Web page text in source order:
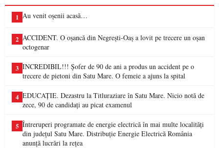
1 Au venit oșenii acasă…
2 ACCIDENT. O oșancă din Negrești-Oaș a lovit pe trecere un oșan
octogenar
3 INCREDIBIL!!! Șofer de 90 de ani a produs un accident pe o
trecere de pietoni din Satu Mare. O femeie a ajuns la spital
4 EDUCAȚIE. Dezastru la Titluraziare în Satu Mare. Nicio notă de
zece, 90 de candidați au picat examenul
5 Întreruperi programate de energie electrică în mai multe localități
din județul Satu Mare. Distribuție Energie Electrică România
anunță lucrări la rețea